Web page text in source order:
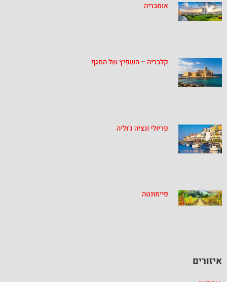
אומבריה
קלבריה – השפיץ של המגף
פריולי ונציה ג’וליה
פיימונטה
איזורים